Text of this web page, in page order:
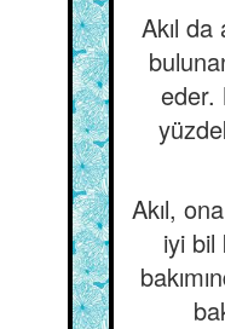
Akıl da
eder.
Akıl,
iyi bil